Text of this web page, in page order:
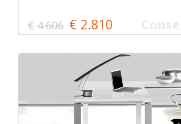
€ 4.606 € 2.810